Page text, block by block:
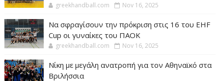
greekhandball.com Nov 16, 2025
Να σφραγίσουν την πρόκριση στις 16 του EHF
Cup οι γυναίκες του ΠΑΟΚ
greekhandball.com Nov 16, 2025
Νίκη με μεγάλη ανατροπή για τον Αθηναϊκό στα
Βριλήσσια